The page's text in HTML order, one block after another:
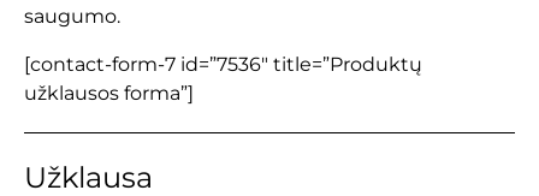
saugumo.
[contact-form-7 id=”7536″ title=”Produktų
užklausos forma”]
Užklausa